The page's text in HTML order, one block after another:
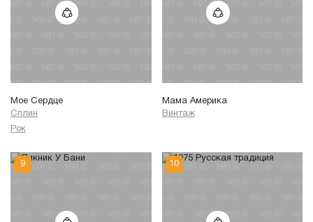
Мое Сердце
Сплин
Рок
Мама Америка
Винтаж